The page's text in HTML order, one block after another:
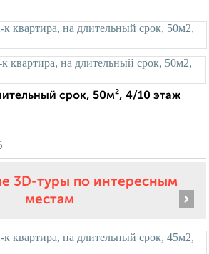
срок, 50м², 4/10 этаж
3D-туры по интересным
местам
›